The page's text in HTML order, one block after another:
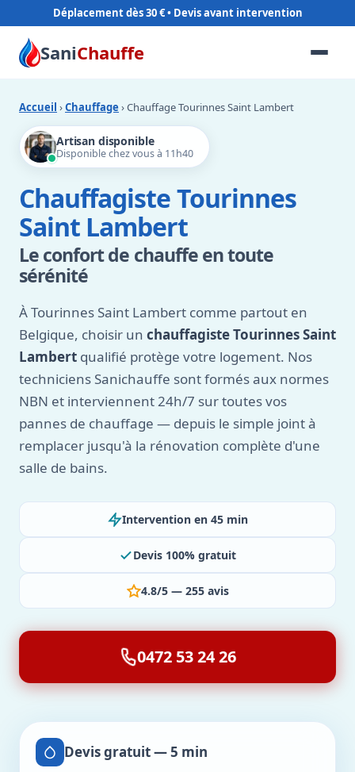
Déplacement dès 30 €
SaniChauffe
Accueil ›Chauffage › Chauffage Tourinnes Saint Lambert
Artisan disponible
Disponible chez vous à 11h40
Chauffagiste Tourinnes
Saint Lambert
Le confort de chauffe en toute
sérénité
À Tourinnes Saint Lambert comme partout en
Belgique, choisir un chauffagiste Tourinnes Saint
Lambert qualifié protège votre logement. Nos
techniciens Sanichauffe sont formés aux normes
NBN et interviennent 24h/7 sur toutes vos
pannes de chauffage — depuis le simple joint à
remplacer jusqu'à la rénovation complète d'une
salle de bains.
Intervention en 45 min
Devis 100% gratuit
4.8/5 — 255 avis
0472 53 24 26
Devis gratuit — 5 min